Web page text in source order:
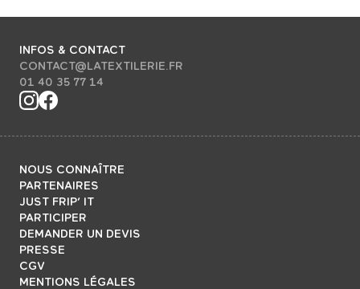
INFOS & CONTACT
CONTACT@LATEXTILERIE.FR
01 40 35 77 14
NOUS CONNAÎTRE
PARTENAIRES
JUST FRIP’ IT
PARTICIPER
DEMANDER UN DEVIS
PRESSE
CGV
MENTIONS LÉGALES